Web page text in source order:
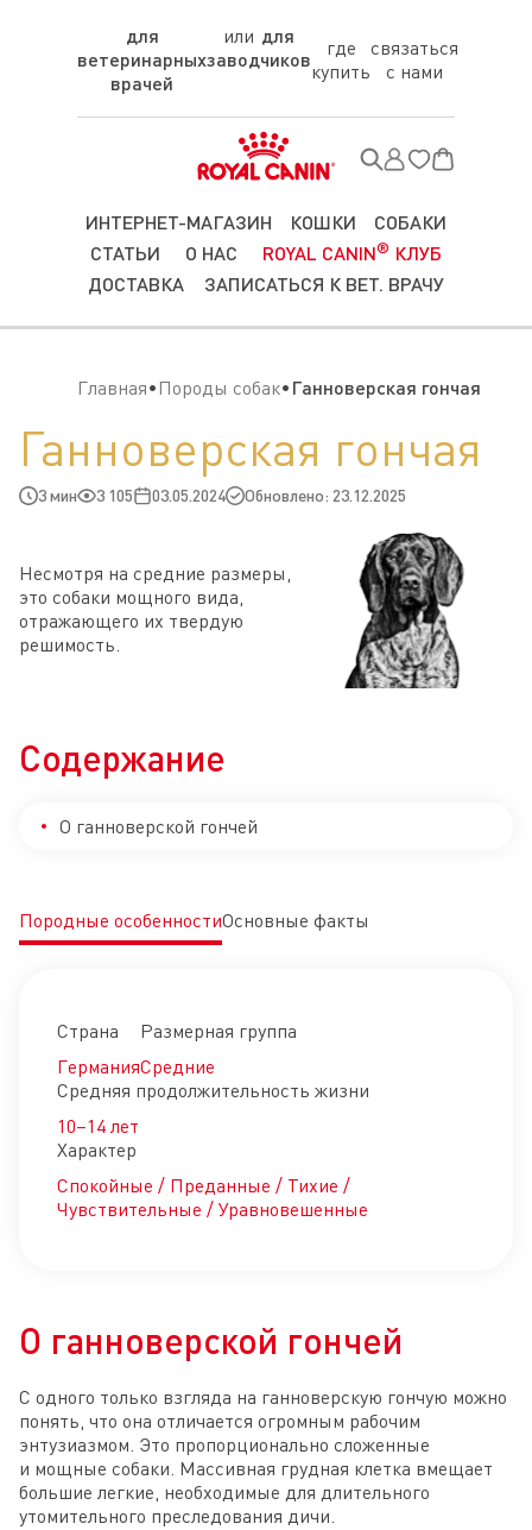
для
ветеринарных
врачей
для
заводчиков
где
купить
связаться
с нами
ИНТЕРНЕТ-МАГАЗИН КОШКИ
СОБАКИ
СТАТЬИ
О НАС ROYAL CANIN® КЛУБ
ДОСТАВКА
ЗАПИСАТЬСЯ К ВЕТ. ВРАЧУ
Главная Породы собак Ганноверская гончая
Ганноверская гончая
3 мин 3 105 03.05.2024 Обновлено: 23.12.2025
Несмотря на средние размеры,
это собаки мощного вида,
отражающего их твердую
решимость.
Содержание
О ганноверской гончей
Породные особенностиОсновные факты
Страна
Германия
Размерная группа
Средние
Средняя продолжительность жизни
10–14 лет
Характер
Спокойные / Преданные / Тихие /
Чувствительные / Уравновешенные
О ганноверской гончей
С одного только взгляда на ганноверскую гончую можно
понять, что она отличается огромным рабочим
энтузиазмом. Это пропорционально сложенные
и мощные собаки. Массивная грудная клетка вмещает
большие легкие, необходимые для длительного
утомительного преследования дичи.